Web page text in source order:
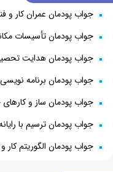
جواب پودمان عمران کار و
جواب پودمان تأسیسات
جواب پودمان هدایت
جواب پودمان برنامه نویسی
جواب پودمان ساز و کارهای
جواب پودمان ترسیم با
جواب پودمان الگوریتم کار